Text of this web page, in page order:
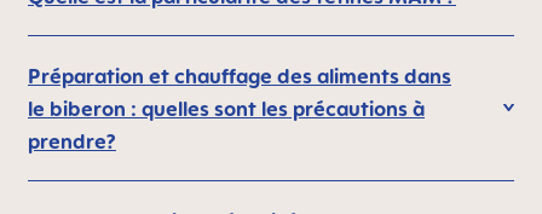
Préparation et chauffage des aliments dans
le biberon : quelles sont les précautions à
prendre?